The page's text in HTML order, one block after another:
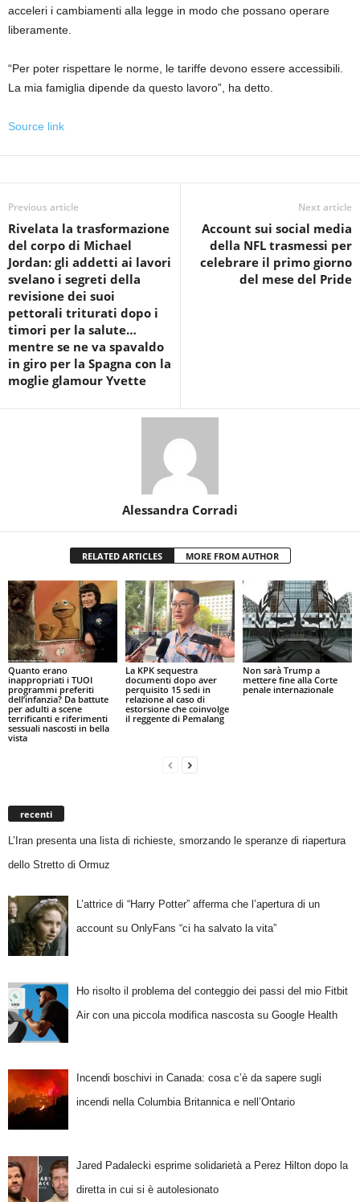
acceleri i cambiamenti alla legge in modo che possano operare
liberamente.
“Per poter rispettare le norme, le tariffe devono essere accessibili.
La mia famiglia dipende da questo lavoro”, ha detto.
Source link
Previous article
Rivelata la trasformazione
del corpo di Michael
Jordan: gli addetti ai lavori
svelano i segreti della
revisione dei suoi
pettorali triturati dopo i
timori per la salute…
mentre se ne va spavaldo
in giro per la Spagna con la
moglie glamour Yvette
Next article
Account sui social media
della NFL trasmessi per
celebrare il primo giorno
del mese del Pride
Alessandra Corradi
RELATED ARTICLES MORE FROM AUTHOR
Quanto erano
inappropriati i TUOI
programmi preferiti
dell’infanzia? Da battute
per adulti a scene
terrificanti e riferimenti
sessuali nascosti in bella
vista
La KPK sequestra
documenti dopo aver
perquisito 15 sedi in
relazione al caso di
estorsione che coinvolge
il reggente di Pemalang
Non sarà Trump a
mettere fine alla Corte
penale internazionale
recenti
L’Iran presenta una lista di richieste, smorzando le speranze di riapertura
dello Stretto di Ormuz
L’attrice di “Harry Potter” afferma che l’apertura di un
account su OnlyFans “ci ha salvato la vita”
Ho risolto il problema del conteggio dei passi del mio Fitbit
Air con una piccola modifica nascosta su Google Health
Incendi boschivi in Canada: cosa c’è da sapere sugli
incendi nella Columbia Britannica e nell’Ontario
Jared Padalecki esprime solidarietà a Perez Hilton dopo la
diretta in cui si è autolesionato